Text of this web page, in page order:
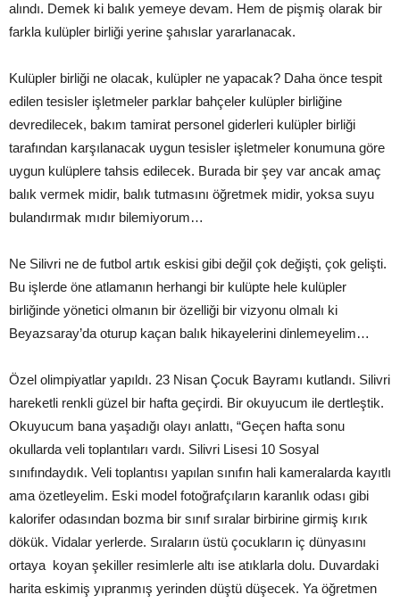
alındı. Demek ki balık yemeye devam. Hem de pişmiş olarak bir
farkla kulüpler birliği yerine şahıslar yararlanacak.
Kulüpler birliği ne olacak, kulüpler ne yapacak? Daha önce tespit
edilen tesisler işletmeler parklar bahçeler kulüpler birliğine
devredilecek, bakım tamirat personel giderleri kulüpler birliği
tarafından karşılanacak uygun tesisler işletmeler konumuna göre
uygun kulüplere tahsis edilecek. Burada bir şey var ancak amaç
balık vermek midir, balık tutmasını öğretmek midir, yoksa suyu
bulandırmak mıdır bilemiyorum…
Ne Silivri ne de futbol artık eskisi gibi değil çok değişti, çok gelişti.
Bu işlerde öne atlamanın herhangi bir kulüpte hele kulüpler
birliğinde yönetici olmanın bir özelliği bir vizyonu olmalı ki
Beyazsaray’da oturup kaçan balık hikayelerini dinlemeyelim…
Özel olimpiyatlar yapıldı. 23 Nisan Çocuk Bayramı kutlandı. Silivri
hareketli renkli güzel bir hafta geçirdi. Bir okuyucum ile dertleştik.
Okuyucum bana yaşadığı olayı anlattı, “Geçen hafta sonu
okullarda veli toplantıları vardı. Silivri Lisesi 10 Sosyal
sınıfındaydık. Veli toplantısı yapılan sınıfın hali kameralarda kayıtlı
ama özetleyelim. Eski model fotoğrafçıların karanlık odası gibi
kalorifer odasından bozma bir sınıf sıralar birbirine girmiş kırık
dökük. Vidalar yerlerde. Sıraların üstü çocukların iç dünyasını
ortaya koyan şekiller resimlerle altı ise atıklarla dolu. Duvardaki
harita eskimiş yıpranmış yerinden düştü düşecek. Ya öğretmen